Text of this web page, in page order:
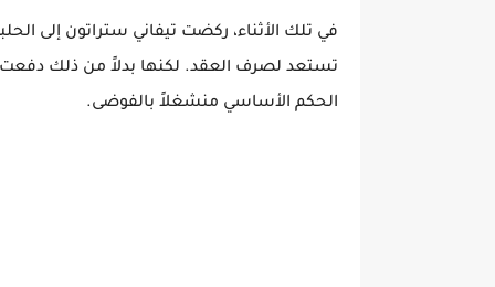
في تلك الأثناء، ركضت تيفاني ستراتون إلى
تستعد لصرف العقد. لكنها بدلاً من ذلك دفعت
الحكم الأساسي منشغلاً بالفوضى.